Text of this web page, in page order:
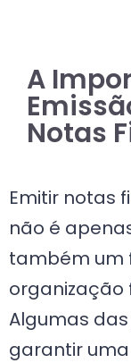
A
Notas
Emitir notas
não é
também um
organização
Algumas
garantir